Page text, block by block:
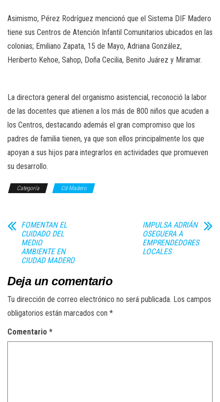
Asimismo, Pérez Rodríguez mencionó que el Sistema DIF Madero
tiene sus Centros de Atención Infantil Comunitarios ubicados en las
colonias; Emiliano Zapata, 15 de Mayo, Adriana González,
Heriberto Kehoe, Sahop, Doña Cecilia, Benito Juárez y Miramar.
La directora general del organismo asistencial, reconoció la labor
de las docentes que atienen a los más de 800 niños que acuden a
los Centros, destacando además el gran compromiso que los
padres de familia tienen, ya que son ellos principalmente los que
apoyan a sus hijos para integrarlos en actividades que promueven
su desarrollo.
Categoría Cd Madero
FOMENTAN EL
CUIDADO DEL
MEDIO
AMBIENTE EN
CIUDAD MADERO
IMPULSA ADRIÁN
OSEGUERA A
EMPRENDEDORES
LOCALES
Deja un comentario
Tu dirección de correo electrónico no será publicada. Los campos
obligatorios están marcados con *
Comentario *